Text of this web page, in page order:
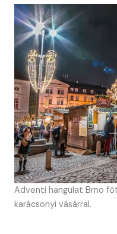
Adventi hangulat Brno
karácsonyi vásárral.